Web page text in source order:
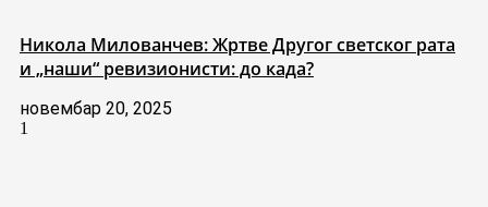
Никола Милованчев: Жртве Другог светског рата
и „наши“ ревизионисти: до када?
новембар 20, 2025